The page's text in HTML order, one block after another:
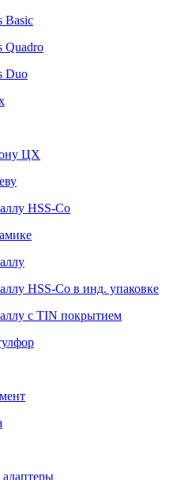
Basic
Quadro
Duo
ЦХ
HSS-Co
HSS-Co в инд. упаковке
с TIN покрытием